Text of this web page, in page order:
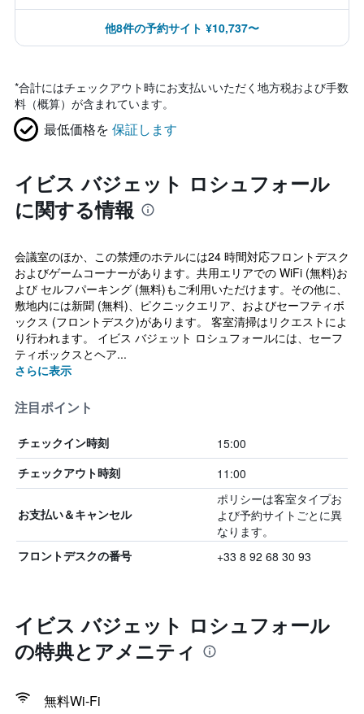
他8件の予約サイト ¥10,737〜
*合計にはチェックアウト時にお支払いいただく地方税および手数
料（概算）が含まれています。
最低価格を 保証します
イビス バジェット ロシュフォール
に関する情報
会議室のほか、この禁煙のホテルには24 時間対応フロントデスク
およびゲームコーナーがあります。共用エリアでの WiFi (無料)お
よび セルフパーキング (無料)もご利用いただけます。その他に、
敷地内には新聞 (無料)、ピクニックエリア、およびセーフティボ
ックス (フロントデスク)があります。 客室清掃はリクエストによ
り行われます。 イビス バジェット ロシュフォールには、セーフ
ティボックスとヘア...
さらに表示
注目ポイント
チェックイン時刻 15:00
チェックアウト時刻 11:00
お支払い＆キャンセル
ポリシーは客室タイプお
よび予約サイトごとに異
なります。
フロントデスクの番号 +33 8 92 68 30 93
イビス バジェット ロシュフォール
の特典とアメニティ
無料Wi-Fi